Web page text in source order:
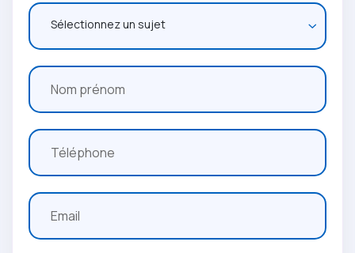
Sélectionnez un sujet